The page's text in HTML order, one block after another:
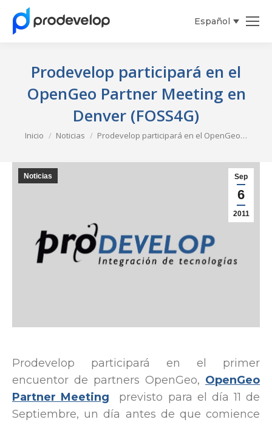
Español
Prodevelop participará en el
OpenGeo Partner Meeting en
Denver (FOSS4G)
Estás aquí:
Inicio Noticias Prodevelop participará en el OpenGeo…
Sep
6
2011
Noticias
Prodevelop participará en el primer
encuentor de partners OpenGeo, OpenGeo
Partner Meeting previsto para el día 11 de
Septiembre, un día antes de que comience